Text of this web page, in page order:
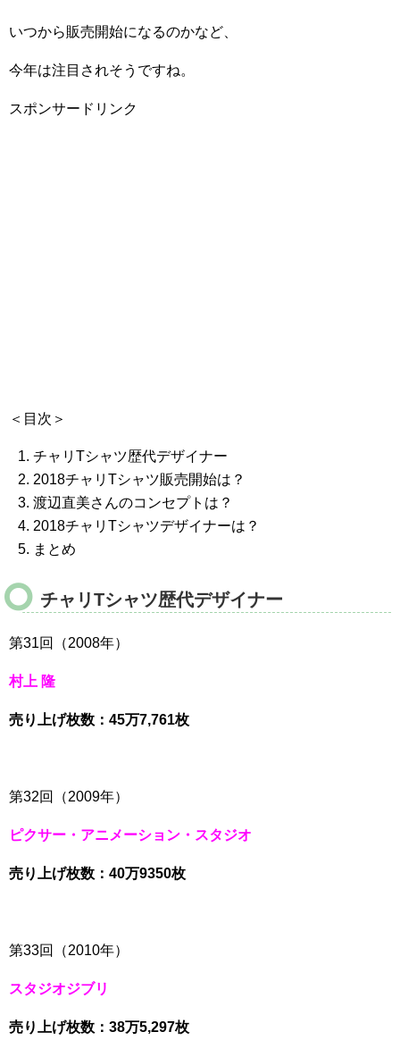
いつから販売開始になるのかなど、
今年は注目されそうですね。
スポンサードリンク
＜目次＞
チャリTシャツ歴代デザイナー
2018チャリTシャツ販売開始は？
渡辺直美さんのコンセプトは？
2018チャリTシャツデザイナーは？
まとめ
チャリTシャツ歴代デザイナー
第31回（2008年）
村上 隆
売り上げ枚数：45万7,761枚
第32回（2009年）
ピクサー・アニメーション・スタジオ
売り上げ枚数：40万9350枚
第33回（2010年）
スタジオジブリ
売り上げ枚数：38万5,297枚